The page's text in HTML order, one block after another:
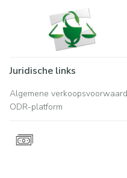
Juridische links
Algemene
ODR-platform